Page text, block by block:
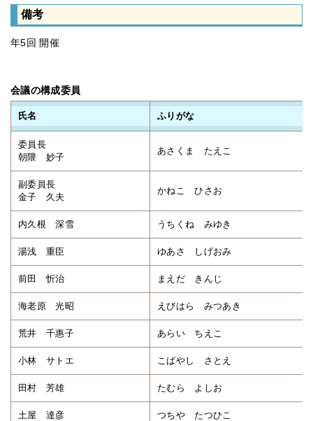
備考
年5回 開催
会議の構成委員
氏名 ふりがな
委員長
朝隈 妙子
あさくま たえこ
副委員長
金子 久夫
かねこ ひさお
内久根 深雪 うちくね みゆき
湯浅 重臣 ゆあさ しげおみ
前田 忻治 まえだ きんじ
海老原 光昭 えびはら みつあき
荒井 千惠子 あらい ちえこ
小林 サトエ こばやし さとえ
田村 芳雄 たむら よしお
土屋 達彦 つちや たつひこ